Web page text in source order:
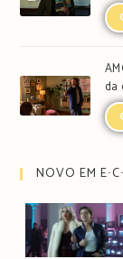
da
NOVO EM